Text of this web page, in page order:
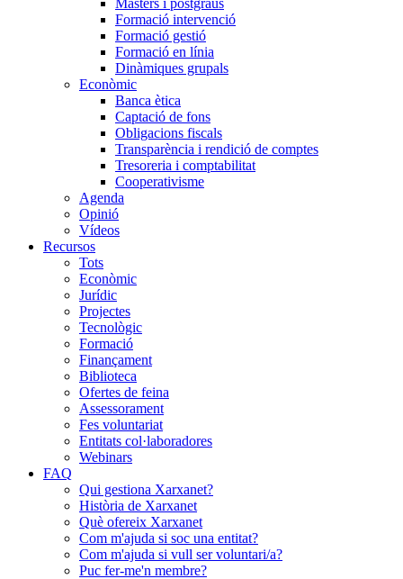
Màsters i postgraus
Formació intervenció
Formació gestió
Formació en línia
Dinàmiques grupals
Econòmic
Banca ètica
Captació de fons
Obligacions fiscals
Transparència i rendició de comptes
Tresoreria i comptabilitat
Cooperativisme
Agenda
Opinió
Vídeos
Recursos
Tots
Econòmic
Jurídic
Projectes
Tecnològic
Formació
Finançament
Biblioteca
Ofertes de feina
Assessorament
Fes voluntariat
Entitats col·laboradores
Webinars
FAQ
Qui gestiona Xarxanet?
Història de Xarxanet
Què ofereix Xarxanet
Com m'ajuda si soc una entitat?
Com m'ajuda si vull ser voluntari/a?
Puc fer-me'n membre?